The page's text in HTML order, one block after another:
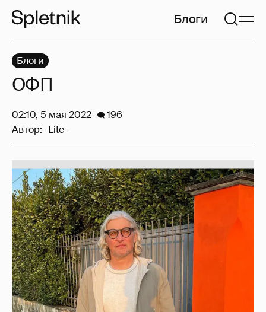
Блоги
Блоги
ОФП
02:10, 5 мая 2022
196
Автор: -Lite-